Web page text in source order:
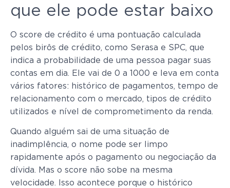
que ele pode estar baixo
O score de crédito é uma pontuação calculada
pelos birôs de crédito, como Serasa e SPC, que
indica a probabilidade de uma pessoa pagar suas
contas em dia. Ele vai de 0 a 1000 e leva em conta
vários fatores: histórico de pagamentos, tempo de
relacionamento com o mercado, tipos de crédito
utilizados e nível de comprometimento da renda.
Quando alguém sai de uma situação de
inadimplência, o nome pode ser limpo
rapidamente após o pagamento ou negociação da
dívida. Mas o score não sobe na mesma
velocidade. Isso acontece porque o histórico